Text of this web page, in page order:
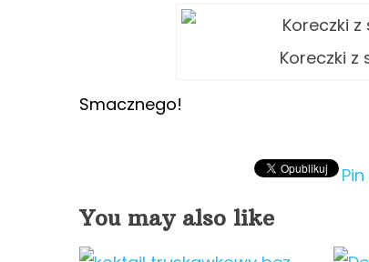
Koreczki z
Smacznego!
You may also like